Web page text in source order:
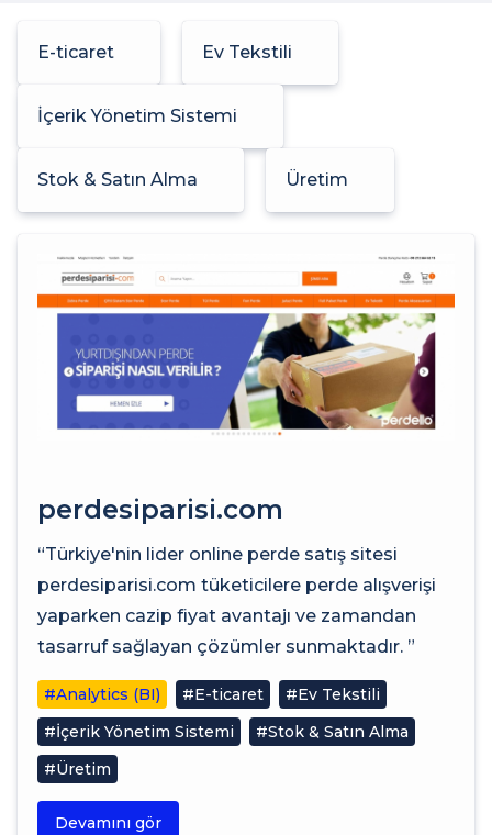
E-ticaret Ev Tekstili
İçerik Yönetim Sistemi
Stok & Satın Alma Üretim
perdesiparisi.com
“Türkiye'nin lider online perde satış sitesi
perdesiparisi.com tüketicilere perde alışverişi
yaparken cazip fiyat avantajı ve zamandan
tasarruf sağlayan çözümler sunmaktadır. ”
#Analytics (BI) #E-ticaret
#Ev Tekstili
#İçerik Yönetim Sistemi
#Stok & Satın Alma
#Üretim
Devamını gör